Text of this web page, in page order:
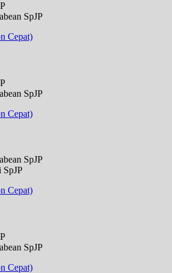
SpJP
Cepat)
SpJP
Cepat)
SpJP
Cepat)
SpJP
Cepat)